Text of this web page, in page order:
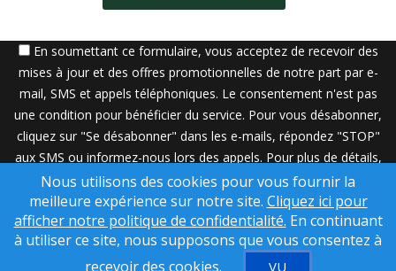
En soumettant ce formulaire, vous acceptez de recevoir des
mises à jour et des offres promotionnelles de notre part par e-
mail, SMS et appels téléphoniques. Le consentement n'est pas
une condition pour bénéficier du service. Pour vous désabonner,
cliquez sur "Se désabonner" dans les e-mails, répondez "STOP"
aux SMS ou informez-nous lors des appels. Pour plus de détails,
veuillez consulter notrePolitique de confidentialité
Une solution SuccessWebsite® propriété de © ConsulNet
Computing Inc. 1998- 2026 (tous droits réservés)
Contenu utilisé sous licence de Craig Proctor Productions Inc.
Nous utilisons des cookies pour vous fournir la
meilleure expérience sur notre site. Cliquez ici pour
afficher notre politique de confidentialité. En continuant
à utiliser ce site, nous supposons que vous consentez à
recevoir des cookies.
VU